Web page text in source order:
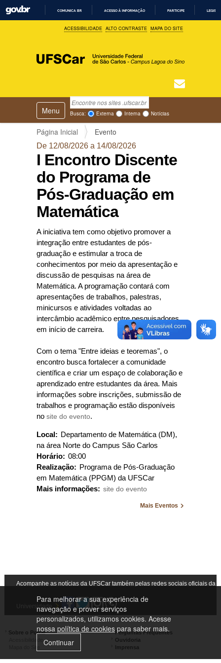
R
A
E
D
COMUNICA BR ACESSO À INFORMAÇÃO PARTICIPE
ACESSIBILIDADE ALTO CONTRASTE MAPA DO SITE
Para melhorar a sua experiência de
navegação e prover serviços
personalizados, utilizamos cookies. Acesse
nossa política de cookiespara saber mais.
Continuar
Busca
Busca Avançada…
Busca: Externa Interna Notícias
v
Toggle navigation
Página Inicial Evento
De 12/08/2026 a 14/08/2026
I Encontro Discente
do Programa de
Pós-Graduação em
Matemática
A iniciativa tem como objetivo promover a
integração entre estudantes de pós-
graduação e estimular a troca de
conhecimentos por meio da apresentação e
discussão de pesquisas na área de
Matemática. A programação contará com
apresentações de trabalhos, palestras,
minicursos e atividades voltadas ao
intercâmbio acadêmico entre pesquisadores
em início de carreira.
Com o tema "Entre ideias e teoremas", o
encontro busca fortalecer a comunidade
científica e criar um espaço de colaboração e
aprendizado entre estudantes da área. Mais
informações sobre inscrições, submissão de
trabalhos e programação estão disponíveis
no site do evento.
Local: Departamento de Matemática (DM),
na área Norte do Campus São Carlos
Horário: 08:00
Realização: Programa de Pós-Graduação
em Matemática (PPGM) da UFSCar
Mais informações: site do evento
Mais Eventos
Acompanhe as notícias da UFSCar também pelas redes sociais oficiais da
Universidade
Sobre o Portal
Perguntas Frequentes
Ouvidoria
Imprensa